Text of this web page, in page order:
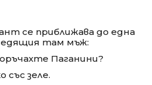
се приближава до една
там мъж:
Паганини?
със зеле.